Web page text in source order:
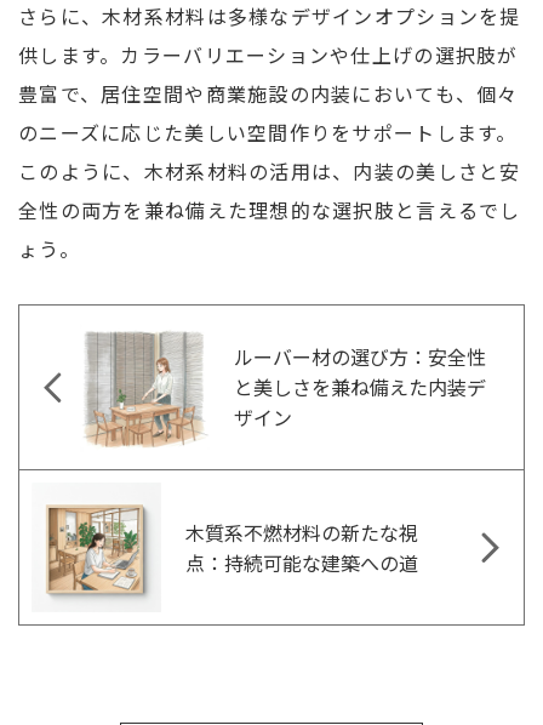
さらに、木材系材料は多様なデザインオプションを提
供します。カラーバリエーションや仕上げの選択肢が
豊富で、居住空間や商業施設の内装においても、個々
のニーズに応じた美しい空間作りをサポートします。
このように、木材系材料の活用は、内装の美しさと安
全性の両方を兼ね備えた理想的な選択肢と言えるでし
ょう。
ルーバー材の選び方：安全性
と美しさを兼ね備えた内装デ
ザイン
木質系不燃材料の新たな視
点：持続可能な建築への道